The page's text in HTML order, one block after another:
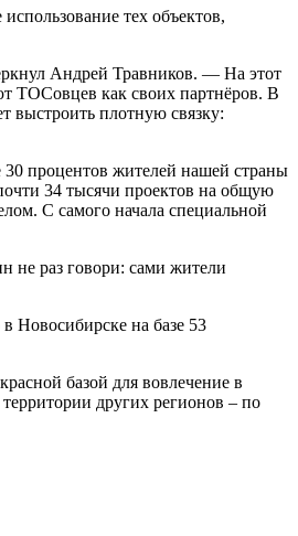
тех объектов,
Андрей Травников. — На этот
ТОСовцев как своих партнёров. В
выстроить плотную связку:
процентов жителей нашей страны
34 тысячи проектов на общую
С самого начала специальной
не раз говори: сами жители
Новосибирске на базе 53
базой для вовлечение в
других регионов – по